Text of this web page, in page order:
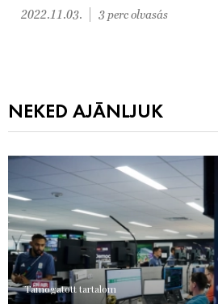
2022.11.03. 3 perc olvasás
NEKED AJÁNLJUK
Támogatott tartalom